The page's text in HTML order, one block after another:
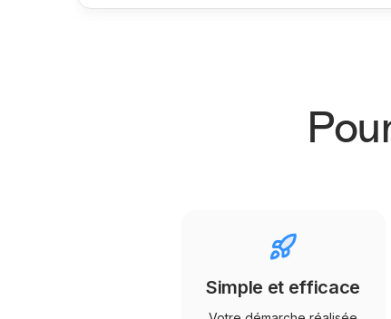
Simple et efficace